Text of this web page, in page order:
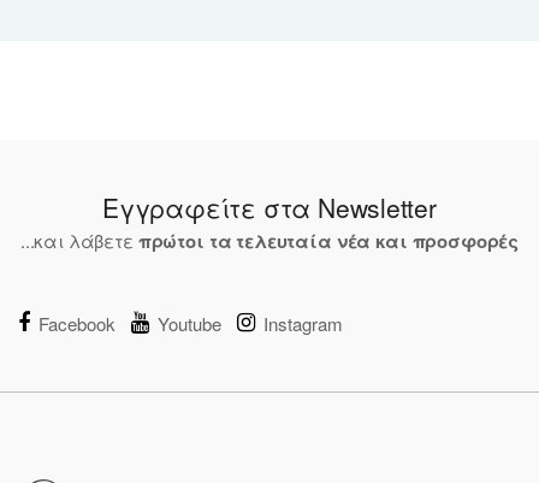
Εγγραφείτε στα Newsletter
...και λάβετε πρώτοι τα τελευταία νέα και προσφορές
Facebook Youtube Instagram